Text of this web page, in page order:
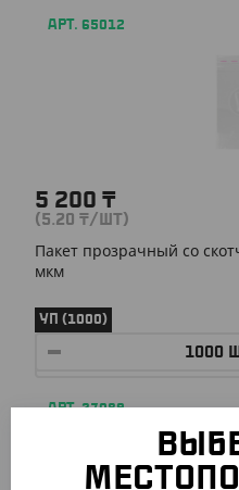
АРТ. 65012
5 200 ₸
(5.20 ₸/ШТ)
Пакет прозрачный со
мкм
УП (1000)
АРТ. 37089